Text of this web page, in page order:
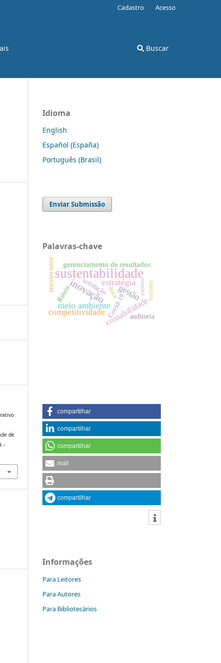
Buscar
Cadastro Acesso
de
-
Idioma
English
Español (España)
Português (Brasil)
Enviar Submissão
Palavras-chave
sustentabilidade
inovaçãoestratégia
meio ambiente
gestão
competitividadecontabilidade
gerenciamento de resultados
ética
auditoria
Covid-19
Rússia
terceiro setor satisfação custos turismo
compartilhar
compartilhar
compartilhar
mail
compartilhar
Informações
Para Leitores
Para Autores
Para Bibliotecários